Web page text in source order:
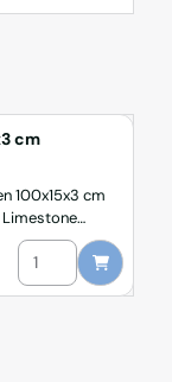
cm
100x15x3 cm
gevelplaat
Aantal kiezen voor